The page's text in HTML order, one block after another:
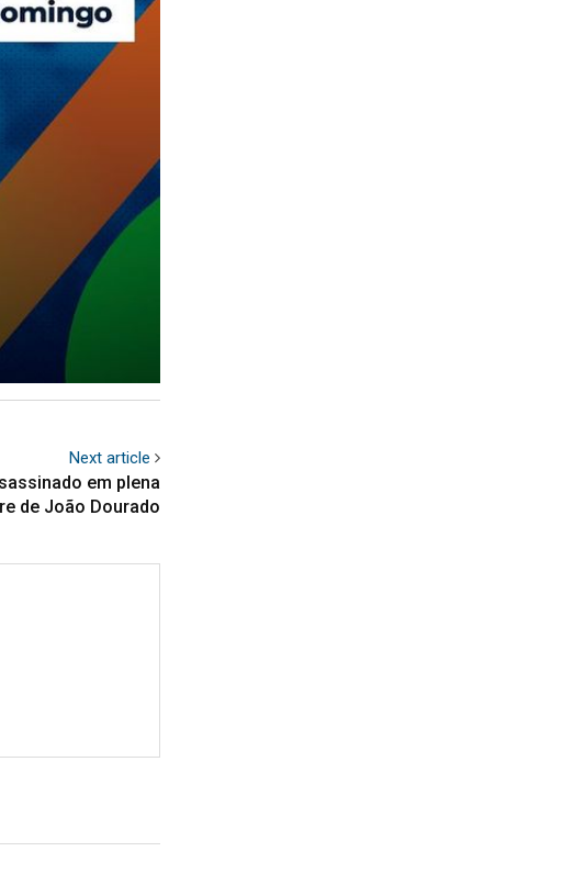
Next article
em plena
de João Dourado